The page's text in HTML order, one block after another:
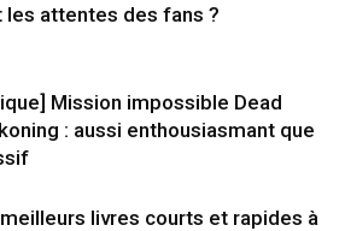
les attentes des fans ?
Mission impossible Dead
: aussi enthousiasmant que
livres courts et rapides à